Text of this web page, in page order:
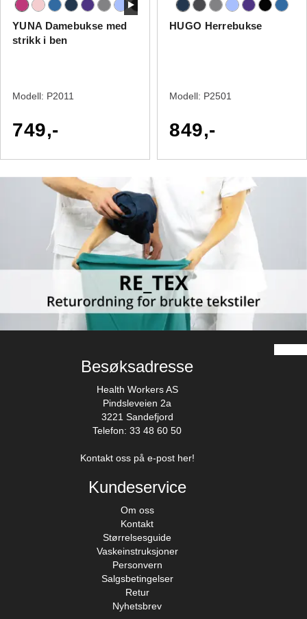
YUNA Damebukse med
strikk i ben
Modell: P2011
749,-
HUGO Herrebukse
Modell: P2501
849,-
Besøksadresse
Health Workers AS
Pindsleveien 2a
3221 Sandefjord
Telefon: 33 48 60 50
Kontakt oss på e-post her!
Kundeservice
Om oss
Kontakt
Størrelsesguide
Vaskeinstruksjoner
Personvern
Salgsbetingelser
Retur
Nyhetsbrev